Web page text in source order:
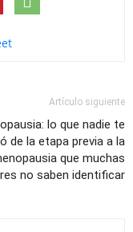
Artículo siguiente
lo que nadie te
de la etapa previa a la
que muchas
no saben identificar